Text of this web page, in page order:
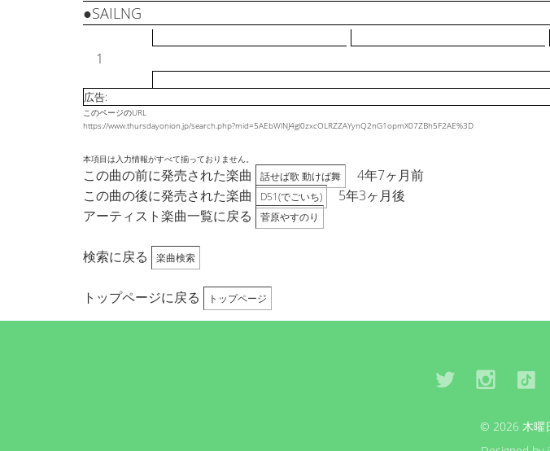
1
●SAILNG
広告:
このページのURL
https://www.thursdayonion.jp/search.php?mid=5AEbWlNJ4gl0zxcOLRZZAYynQ2nG1opmX07ZBh5F2AE%3D
本項目は入力情報がすべて揃っておりません。
この曲の前に発売された楽曲 話せば歌 動けば舞
4年7ヶ月前
この曲の後に発売された楽曲
D51(でごいち)
5年3ヶ月後
アーティスト楽曲一覧に戻る
菅原やすのり
検索に戻る 楽曲検索
トップページに戻る トップページ
© 2026 木曜